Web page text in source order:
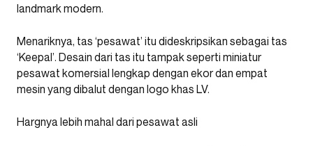
landmark modern.
Menariknya, tas ‘pesawat’ itu dideskripsikan sebagai tas
‘Keepal’. Desain dari tas itu tampak seperti miniatur
pesawat komersial lengkap dengan ekor dan empat
mesin yang dibalut dengan logo khas LV.
Hargnya lebih mahal dari pesawat asli